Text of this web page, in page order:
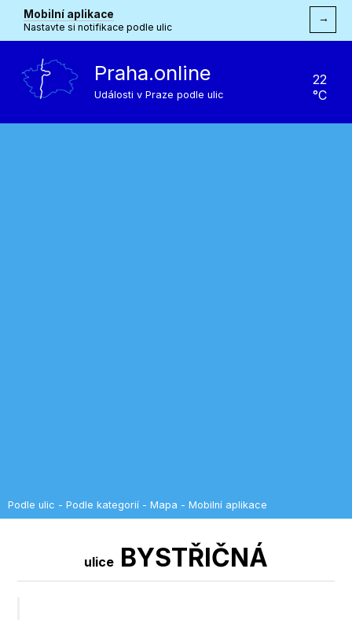
Mobilní aplikace
Nastavte si notifikace podle ulic
→
Praha.online
Události v Praze podle ulic
22
°C
Podle ulic - Podle kategorií - Mapa - Mobilní aplikace
ulice BYSTŘIČNÁ